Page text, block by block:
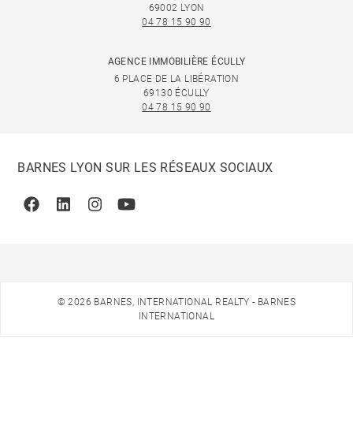
69002 LYON
04 78 15 90 90
AGENCE IMMOBILIÈRE ÉCULLY
6 PLACE DE LA LIBÉRATION
69130 ÉCULLY
04 78 15 90 90
BARNES LYON SUR LES RÉSEAUX SOCIAUX
FacebookLinkedinInstagramYoutube
© 2026 BARNES, INTERNATIONAL REALTY - BARNES
INTERNATIONAL